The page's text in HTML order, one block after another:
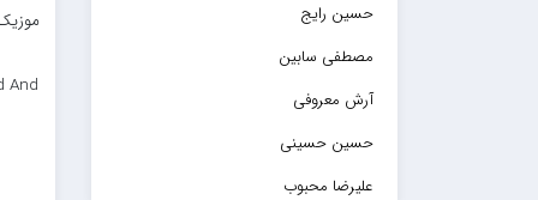
حسین رایج
مصطفی سابین
آرش معروفی
حسین حسینی
علیرضا محبوب
And